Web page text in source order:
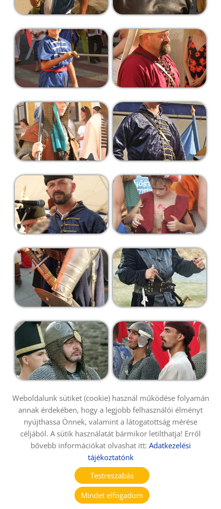
Mindet elfogadom
Testreszabás
Weboldalunk sütiket (cookie) használ működése folyamán
annak érdekében, hogy a legjobb felhasználói élményt
nyújthassa Önnek, valamint a látogatottság mérése
céljából. A sütik használatát bármikor letilthatja! Erről
bővebb információkat olvashat itt: Adatkezelési
tájékoztatónk
KERESÉS AZ OLDAL TARTALMÁBAN